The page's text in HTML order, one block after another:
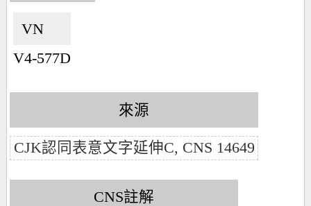
VN🇻🇳
V4-577D
來源
CJK認同表意文字延伸C, CNS 14649
CNS註解